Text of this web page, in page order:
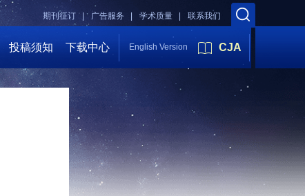
联系我们
学术质量 |
广告服务 |
期刊征订 |
投稿须知 下载中心 English Version CJA